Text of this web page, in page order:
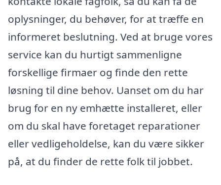
oplysninger, du behøver, for at træffe en
informeret beslutning. Ved at bruge vores
service kan du hurtigt sammenligne
forskellige firmaer og finde den rette
løsning til dine behov. Uanset om du har
brug for en ny emhætte installeret, eller
om du skal have foretaget reparationer
eller vedligeholdelse, kan du være sikker
på, at du finder de rette folk til jobbet.